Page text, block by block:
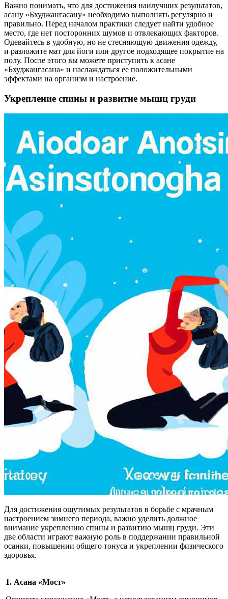
Важно понимать, что для достижения наилучших результатов,
асану «Бхуджангасану» необходимо выполнять регулярно и
правильно. Перед началом практики следует найти удобное
место, где нет посторонних шумов и отвлекающих факторов.
Одевайтесь в удобную, но не стесняющую движения одежду,
и разложите мат для йоги или другое подходящее покрытие на
полу. После этого вы можете приступить к асане
«Бхуджангасана» и наслаждаться ее положительными
эффектами на организм и настроение.
Укрепление спины и развитие мышц груди
Для достижения ощутимых результатов в борьбе с мрачным
настроением зимнего периода, важно уделить должное
внимание укреплению спины и развитию мышц груди. Эти
две области играют важную роль в поддержании правильной
осанки, повышении общего тонуса и укреплении физического
здоровья.
1. Асана «Мост»